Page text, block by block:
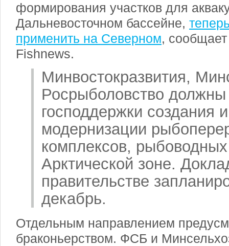
формирования участков для
Дальневосточном бассейне,
применить на Северном,
Fishnews.
Минвостокразвития,
Росрыболовство
господдержки создания
модернизации
комплексов, рыбоводных
Арктической зоне.
правительстве
декабрь.
Отдельным направлением
браконьерством. ФСБ и